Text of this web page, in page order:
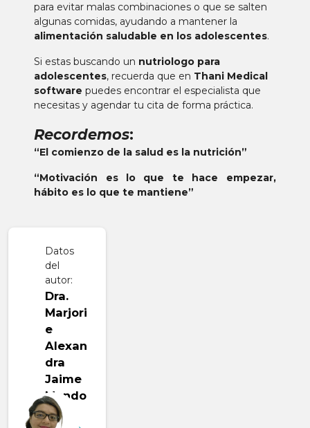
para evitar malas combinaciones o que se salten
algunas comidas, ayudando a mantener la
alimentación saludable en los adolescentes.
Si estas buscando un nutriologo para
adolescentes, recuerda que en Thani Medical
softwarepuedes encontrar el especialista que
necesitas y agendar tu cita de forma práctica.
Recordemos:
“El comienzo de la salud es la nutrición”
“Motivación es lo que te hace empezar,
hábito es lo que te mantiene”
Datos
del
autor:
Dra.
Marjori
e
Alexan
dra
Jaime
Mendo
za